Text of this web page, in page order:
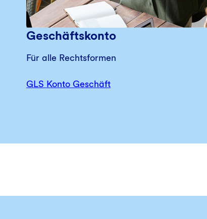
Geschäftskonto
Für alle Rechtsformen
GLS Konto Geschäft